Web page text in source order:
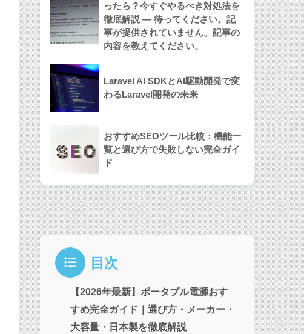
ったら？今すぐやるべき対処法を
徹底解説 — 待ってください。記
事が提供されていません。記事の
内容を教えてください。
Laravel AI SDKとAI駆動開発で変
わるLaravel開発の未来
おすすめSEOツール比較：機能一
覧と選び方で失敗しない完全ガイ
ド
目次
【2026年最新】ポータブル電源おす
すめ完全ガイド｜選び方・メーカー・
大容量・日本製を徹底解説